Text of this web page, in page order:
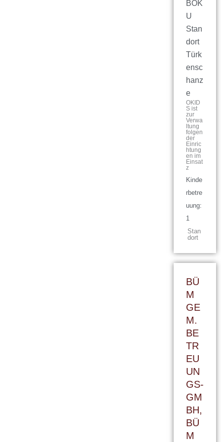
BOK
U
Stan
dort
Türk
ensc
hanz
e
OKID
S ist
zur
Verwa
ltung
folgen
der
Einric
htung
en im
Einsat
z
Kinde
rbetre
uung:
1
Stan
dort
BÜ
M
GE
M.
BE
TR
EU
UN
GS-
GM
BH,
BÜ
M